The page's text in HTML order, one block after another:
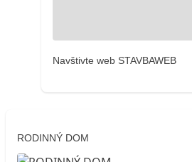
Navštivte web STAVBAWEB
RODINNÝ DOM